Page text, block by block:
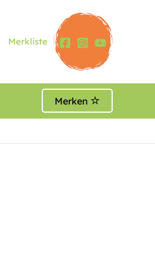
Merkliste
Merken